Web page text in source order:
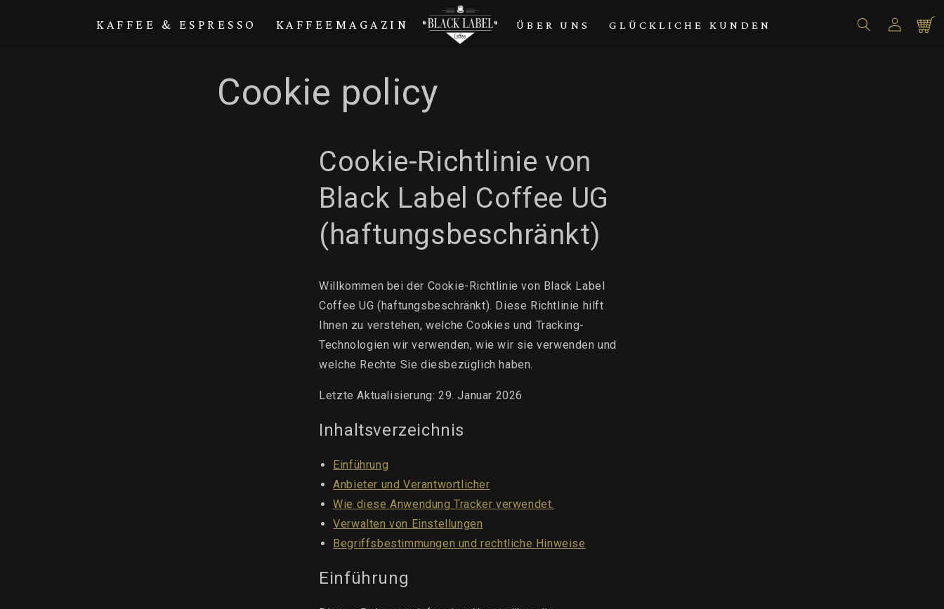
KAFFEE & ESPRESSO KAFFEEMAGAZIN ÜBER UNS GLÜCKLICHE KUNDEN Einloggen
Cookie policy
Cookie-Richtlinie von
Black Label Coffee UG
(haftungsbeschränkt)
Willkommen bei der Cookie-Richtlinie von Black Label
Coffee UG (haftungsbeschränkt). Diese Richtlinie hilft
Ihnen zu verstehen, welche Cookies und Tracking-
Technologien wir verwenden, wie wir sie verwenden und
welche Rechte Sie diesbezüglich haben.
Letzte Aktualisierung: 29. Januar 2026
Inhaltsverzeichnis
Einführung
Anbieter und Verantwortlicher
Wie diese Anwendung Tracker verwendet.
Verwalten von Einstellungen
Begriffsbestimmungen und rechtliche Hinweise
Einführung